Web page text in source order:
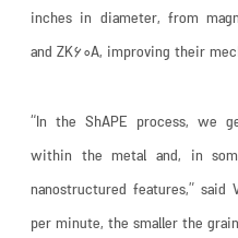
inches in diameter, from
and ZK60A, improving their
“In the ShAPE process, we
within the metal and, in
nanostructured features,”
per minute, the smaller the